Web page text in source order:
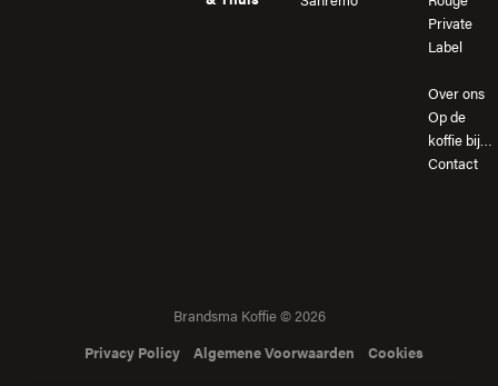
Private
Label
Over ons
Op de
koffie bij…
Contact
Brandsma Koffie © 2026
Privacy Policy
Algemene Voorwaarden Cookies